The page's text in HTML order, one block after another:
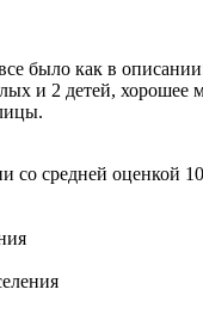
было как в
и 2 детей, хорошее
со средней оценкой